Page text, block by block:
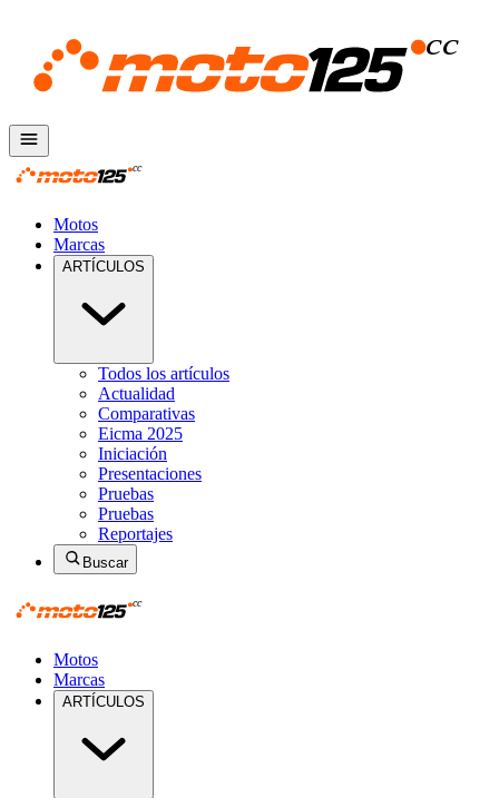
Motos
Marcas
ARTÍCULOS
Todos los artículos
Actualidad
Comparativas
Eicma 2025
Iniciación
Presentaciones
Pruebas
Pruebas
Reportajes
Buscar
Motos
Marcas
ARTÍCULOS